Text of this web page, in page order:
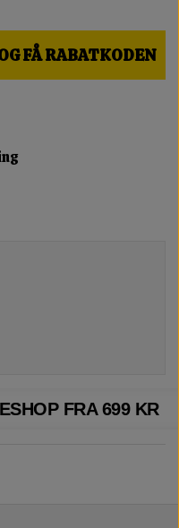
FÅ RABATKODEN
FRA 699 KR